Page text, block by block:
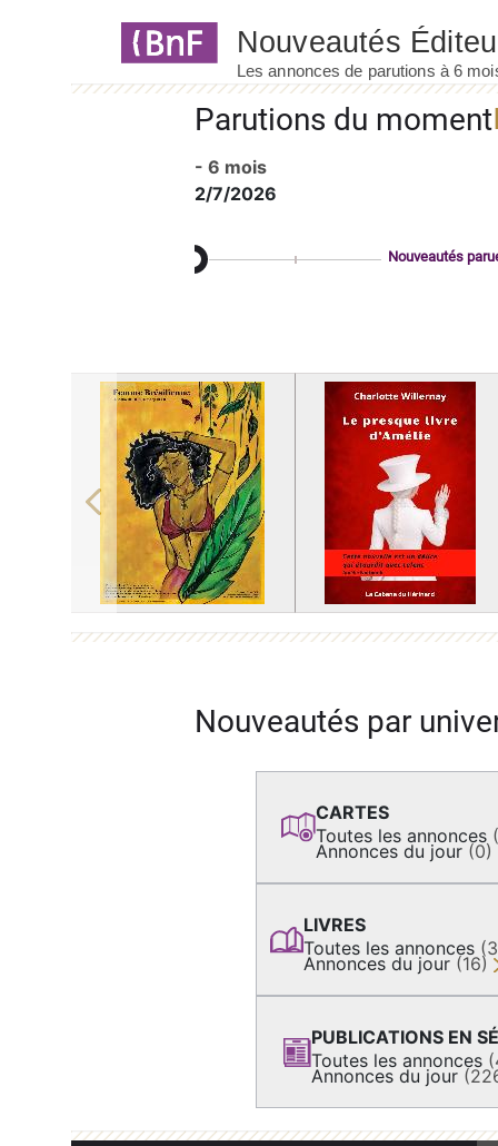
Parutions du moment
- 6 mois
2/7/2026
Nouveautés
Previous
Nouveautés par
CARTES
Toutes les annonces
Annonces du jour (0)
LIVRES
Toutes les annonces
Annonces du jour (16)
PUBLICATIONS EN
Toutes les annonces
Annonces du jour